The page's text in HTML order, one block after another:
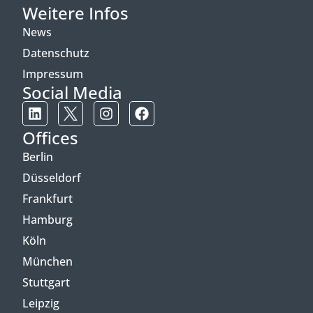
Weitere Infos
News
Datenschutz
Impressum
Social Media
Offices
Berlin
Düsseldorf
Frankfurt
Hamburg
Köln
München
Stuttgart
Leipzig